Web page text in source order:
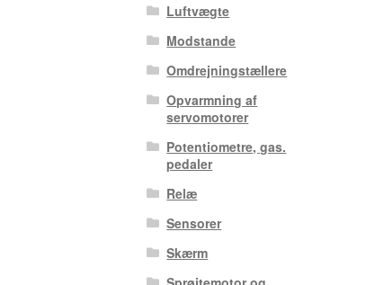
Luftvægte
Modstande
Omdrejningstællere
Opvarmning af
servomotorer
Potentiometre, gas.
pedaler
Relæ
Sensorer
Skærm